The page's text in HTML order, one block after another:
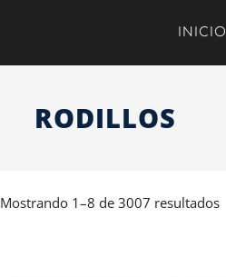
INICIO
RODILLOS
Mostrando 1–8 de 3007 resultados